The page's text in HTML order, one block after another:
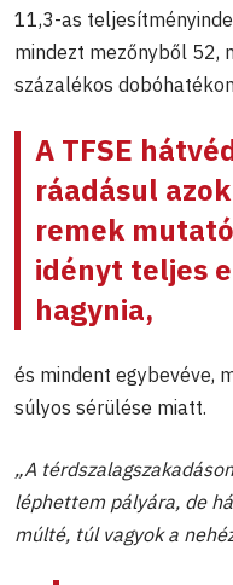
11,3-as
mindezt mezőnyből 52,
százalékos
A TFSE
ráadásul
remek
idényt teljes
hagynia,
és mindent egybevéve,
súlyos sérülése miatt.
„A
léphettem pályára, de
múlté, túl vagyok a